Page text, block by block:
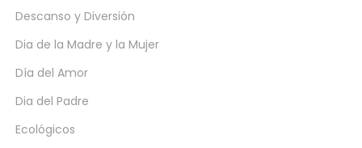
Descanso y Diversión
Dia de la Madre y la Mujer
Día del Amor
Dia del Padre
Ecológicos